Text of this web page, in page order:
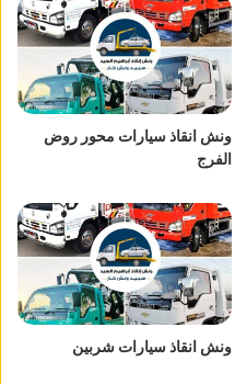
ونش انقاذ سيارات محور روض
الفرج
ونش انقاذ سيارات شربين